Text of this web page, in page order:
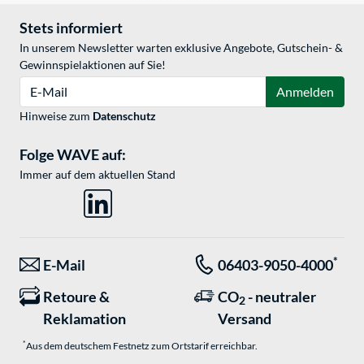
Stets informiert
In unserem Newsletter warten exklusive Angebote, Gutschein- &
Gewinnspielaktionen auf Sie!
Anmelden
Hinweise zum Datenschutz
Folge WAVE auf:
Immer auf dem aktuellen Stand
E-Mail 06403-9050-4000*
Retoure &
Reklamation
CO2 - neutraler
Versand
*Aus dem deutschem Festnetz zum Ortstarif erreichbar.